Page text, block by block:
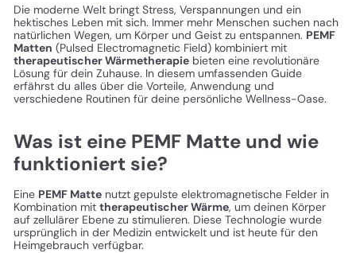
Die moderne Welt bringt Stress, Verspannungen und ein
hektisches Leben mit sich. Immer mehr Menschen suchen nach
natürlichen Wegen, um Körper und Geist zu entspannen. PEMF
Matten (Pulsed Electromagnetic Field) kombiniert mit
therapeutischer Wärmetherapie bieten eine revolutionäre
Lösung für dein Zuhause. In diesem umfassenden Guide
erfährst du alles über die Vorteile, Anwendung und
verschiedene Routinen für deine persönliche Wellness-Oase.
Was ist eine PEMF Matte und wie
funktioniert sie?
Eine PEMF Matte nutzt gepulste elektromagnetische Felder in
Kombination mit therapeutischer Wärme, um deinen Körper
auf zellulärer Ebene zu stimulieren. Diese Technologie wurde
ursprünglich in der Medizin entwickelt und ist heute für den
Heimgebrauch verfügbar.